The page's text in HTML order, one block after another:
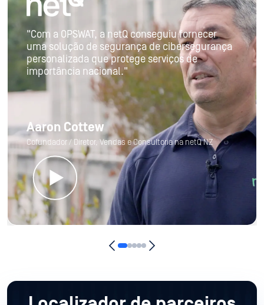
"Com a OPSWAT, a netQ conseguiu fornecer
uma solução de segurança de cibersegurança
personalizada que protege serviços de
importância nacional."
Aaron Cottew
Cofundador / Diretor, Vendas e Consultoria na netQ NZ